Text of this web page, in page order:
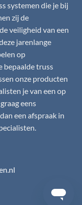
systemen die je bij
zij de
veiligheid van een
jarenlange
op
bepaalde truss
onze producten
je van een op
eens
een afspraak in